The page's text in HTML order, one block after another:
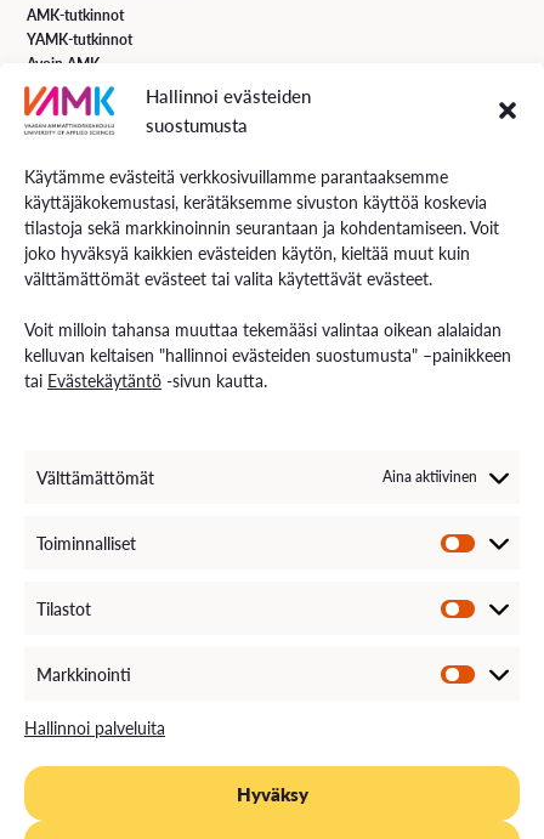
Hallinnoi evästeiden
suostumusta
Käytämme evästeitä verkkosivuillamme parantaaksemme
käyttäjäkokemustasi, kerätäksemme sivuston käyttöä koskevia
tilastoja sekä markkinoinnin seurantaan ja kohdentamiseen. Voit
joko hyväksyä kaikkien evästeiden käytön, kieltää muut kuin
välttämättömät evästeet tai valita käytettävät evästeet.
Voit milloin tahansa muuttaa tekemääsi valintaa oikean alalaidan
kelluvan keltaisen "hallinnoi evästeiden suostumusta" –painikkeen
tai Evästekäytäntö -sivun kautta.
Välttämättömät Aina aktiivinen
Toiminnalliset
Tilastot
Markkinointi
Hallinnoi palveluita
Hyväksy
AMK-tutkinnot
YAMK-tutkinnot
Avoin AMK
Erikoistumiskoulutukset
Täydennyskoulutus
Hakuohjeet
VAMK Palvelut
Tutkimus ja kehitys
Palvelut työelämälle
Rekryä opiskelijoita
Energiaa-verkkolehti
Henkilöstöhaku
Avoimet työpaikat
VAMKin palautekanava